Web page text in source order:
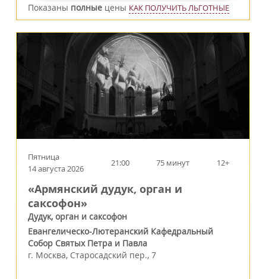
Показаны полные цены КАК ПОЛУЧИТЬ ЛЬГОТНЫЕ
Пятница
14 августа 2026
21:00 75 минут 12+
«Армянский дудук, орган и
саксофон»
Дудук, орган и саксофон
Евангелическо-Лютеранский Кафедральный
Собор Святых Петра и Павла
г. Москва, Старосадский пер., 7